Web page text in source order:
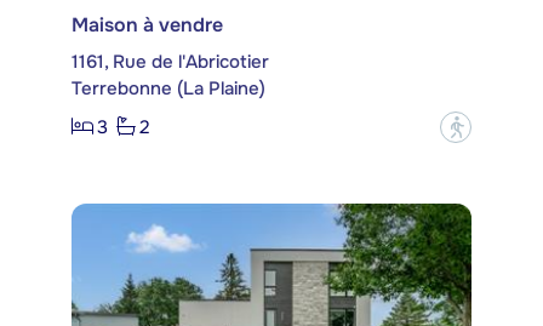
Maison à vendre
1161, Rue de l'Abricotier
Terrebonne (La Plaine)
3
2 ?